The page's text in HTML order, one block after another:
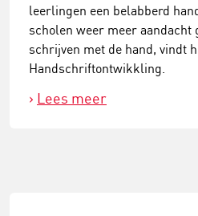
leerlingen een belabberd
scholen weer meer aandacht
schrijven met de hand, vindt
Handschriftontwikkling.
Lees meer